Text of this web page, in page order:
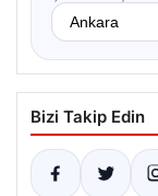
Bizi Takip Edin